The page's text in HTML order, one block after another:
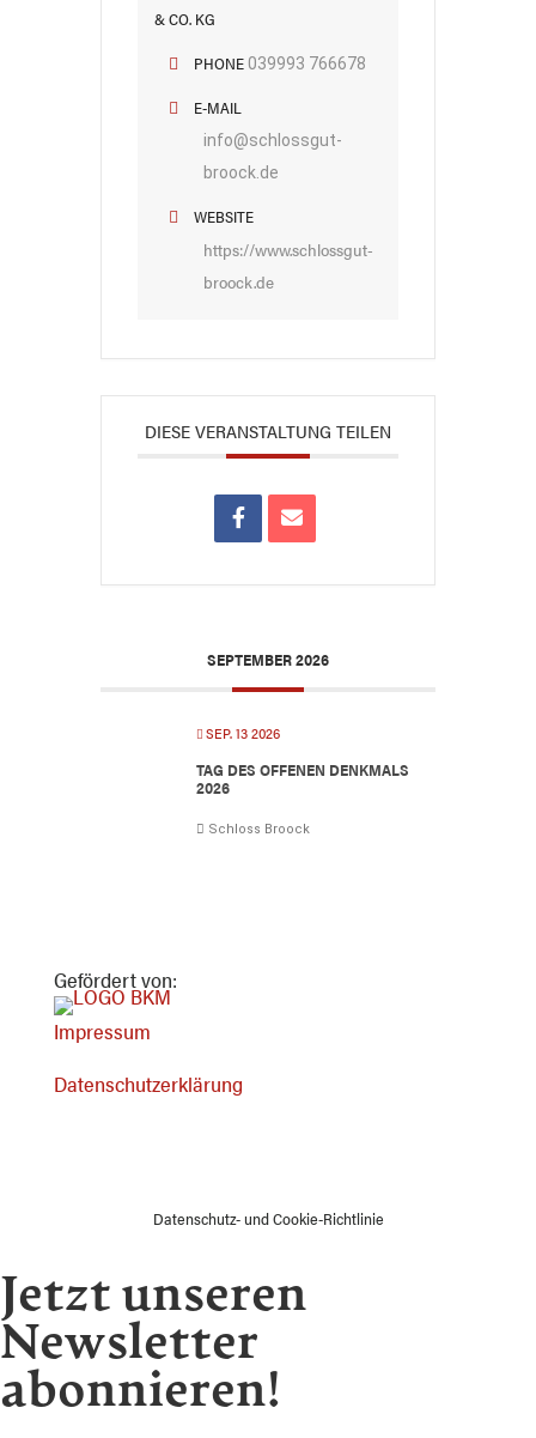
& CO. KG
PHONE039993 766678
E-MAIL
info@schlossgut-
broock.de
WEBSITE
https://www.schlossgut-
broock.de
DIESE VERANSTALTUNG TEILEN
SEPTEMBER 2026
SEP. 13 2026
TAG DES OFFENEN DENKMALS
2026
Schloss Broock
Gefördert von:
Impressum
Datenschutzerklärung
Datenschutz- und Cookie-Richtlinie
Jetzt unseren
Newsletter
abonnieren!